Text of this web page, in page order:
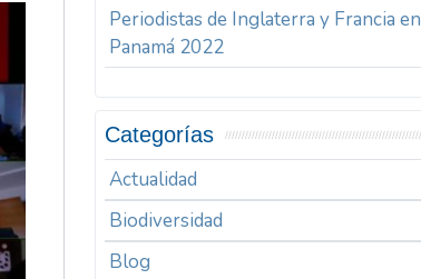
Periodistas de Inglaterra y Francia en
Panamá 2022
Categorías
Actualidad
Biodiversidad
Blog